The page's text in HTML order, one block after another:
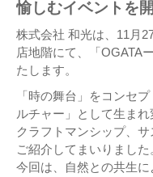
愉しむイベントを
株式会社 和光は、11月
店地階にて、「OGATA
たします。
「時の舞台」をコンセ
ルチャー」として生ま
クラフトマンシップ、
ご紹介してまいりました
今回は、自然との共生